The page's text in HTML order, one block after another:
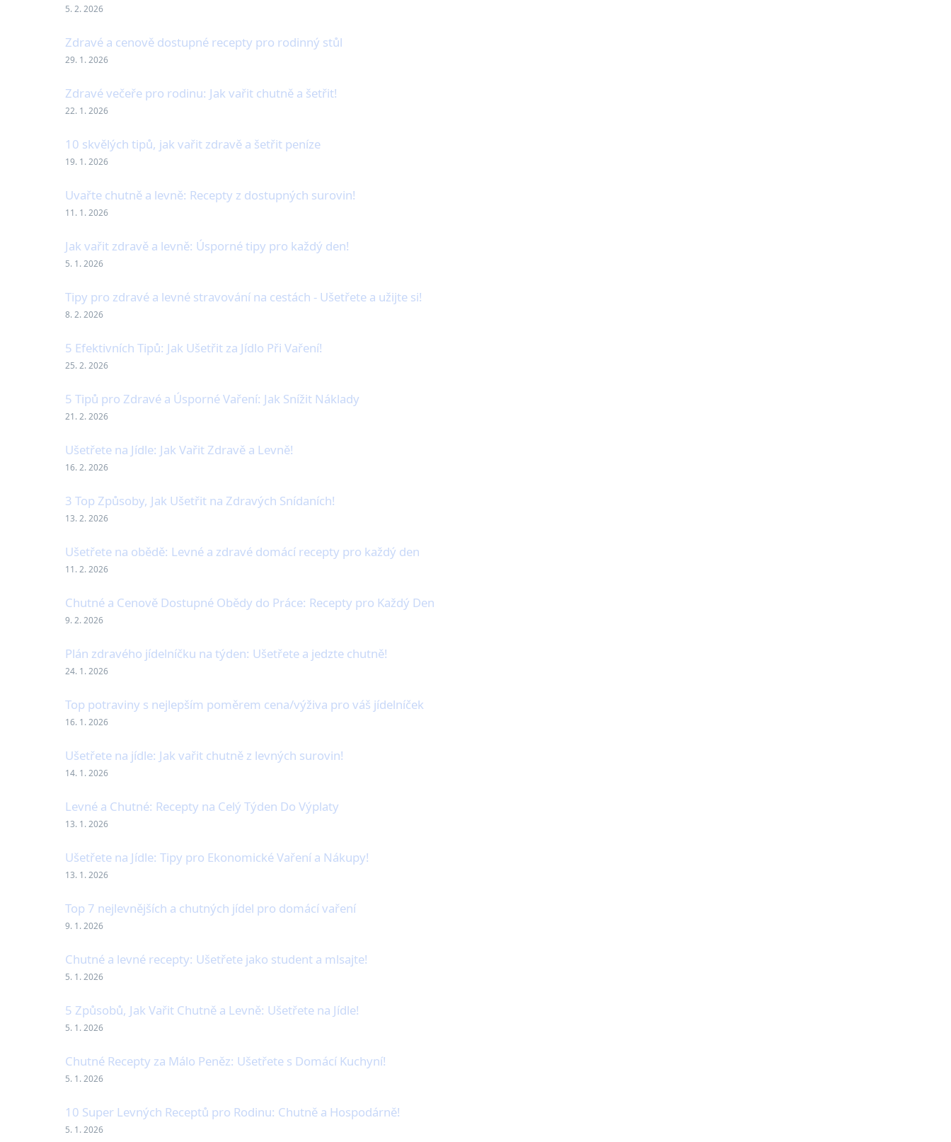
5. 2. 2026
Zdravé a cenově dostupné recepty pro rodinný stůl
29. 1. 2026
Zdravé večeře pro rodinu: Jak vařit chutně a šetřit!
22. 1. 2026
10 skvělých tipů, jak vařit zdravě a šetřit peníze
19. 1. 2026
Uvařte chutně a levně: Recepty z dostupných surovin!
11. 1. 2026
Jak vařit zdravě a levně: Úsporné tipy pro každý den!
5. 1. 2026
Tipy pro zdravé a levné stravování na cestách - Ušetřete a užijte si!
8. 2. 2026
5 Efektivních Tipů: Jak Ušetřit za Jídlo Při Vaření!
25. 2. 2026
5 Tipů pro Zdravé a Úsporné Vaření: Jak Snížit Náklady
21. 2. 2026
Ušetřete na Jídle: Jak Vařit Zdravě a Levně!
16. 2. 2026
3 Top Způsoby, Jak Ušetřit na Zdravých Snídaních!
13. 2. 2026
Ušetřete na obědě: Levné a zdravé domácí recepty pro každý den
11. 2. 2026
Chutné a Cenově Dostupné Obědy do Práce: Recepty pro Každý Den
9. 2. 2026
Plán zdravého jídelníčku na týden: Ušetřete a jedzte chutně!
24. 1. 2026
Top potraviny s nejlepším poměrem cena/výživa pro váš jídelníček
16. 1. 2026
Ušetřete na jídle: Jak vařit chutně z levných surovin!
14. 1. 2026
Levné a Chutné: Recepty na Celý Týden Do Výplaty
13. 1. 2026
Ušetřete na Jídle: Tipy pro Ekonomické Vaření a Nákupy!
13. 1. 2026
Top 7 nejlevnějších a chutných jídel pro domácí vaření
9. 1. 2026
Chutné a levné recepty: Ušetřete jako student a mlsajte!
5. 1. 2026
5 Způsobů, Jak Vařit Chutně a Levně: Ušetřete na Jídle!
5. 1. 2026
Chutné Recepty za Málo Peněz: Ušetřete s Domácí Kuchyní!
5. 1. 2026
10 Super Levných Receptů pro Rodinu: Chutně a Hospodárně!
5. 1. 2026